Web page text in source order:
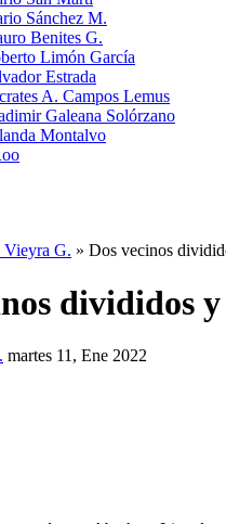
Sánchez M.
Benites G.
Limón García
Estrada
A. Campos Lemus
Galeana Solórzano
Montalvo
Vieyra G. » Dos vecinos
divididos
martes 11, Ene 2022